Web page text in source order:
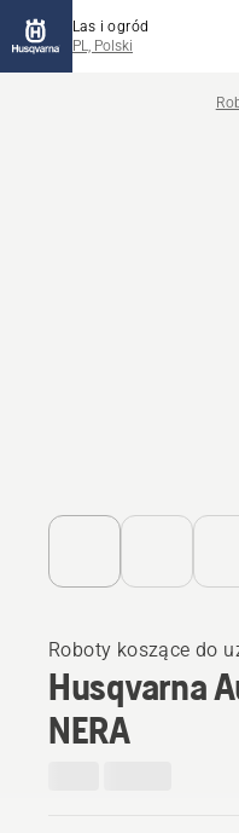
Las i ogród
PL, Polski
Roboty koszące do
Husqvarna
NERA